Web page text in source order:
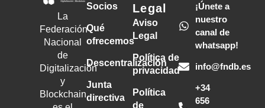
La
Federación
Nacional
de
Digitalización
y
Blockchain
Socios
Qué
ofrecemos
Descentralización
Junta
directiva
Legal
Aviso
Legal
Política de
privacidad
Política
de
¡Únete a
nuestro
canal de
whatsapp!
info@fndb.es
+34
656